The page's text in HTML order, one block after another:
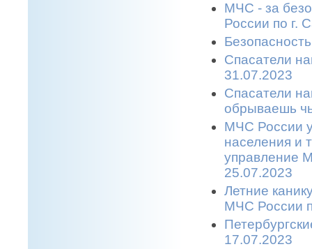
МЧС - за
России по г.
Спасатели
31.07.2023
Спасатели
обрываешь
МЧС России
населения и
управление
25.07.2023
Летние
МЧС России
17.07.2023